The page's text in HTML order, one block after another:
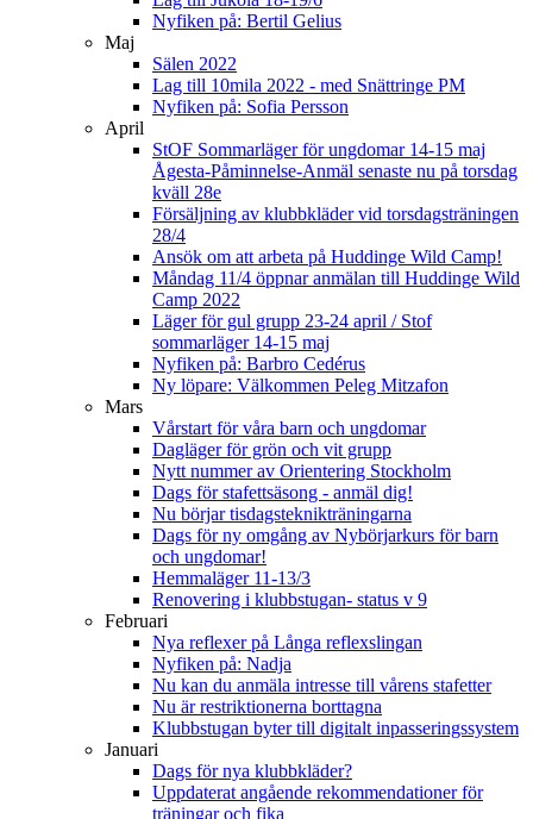
Nyfiken på: Bertil Gelius
Maj
Sälen 2022
Lag till 10mila 2022 - med Snättringe PM
Nyfiken på: Sofia Persson
April
StOF Sommarläger för ungdomar 14-15 maj
Ågesta-Påminnelse-Anmäl senaste nu på torsdag
kväll 28e
Försäljning av klubbkläder vid torsdagsträningen
28/4
Ansök om att arbeta på Huddinge Wild Camp!
Måndag 11/4 öppnar anmälan till Huddinge Wild
Camp 2022
Läger för gul grupp 23-24 april / Stof
sommarläger 14-15 maj
Nyfiken på: Barbro Cedérus
Ny löpare: Välkommen Peleg Mitzafon
Mars
Vårstart för våra barn och ungdomar
Dagläger för grön och vit grupp
Nytt nummer av Orientering Stockholm
Dags för stafettsäsong - anmäl dig!
Nu börjar tisdagsteknikträningarna
Dags för ny omgång av Nybörjarkurs för barn
och ungdomar!
Hemmaläger 11-13/3
Renovering i klubbstugan- status v 9
Februari
Nya reflexer på Långa reflexslingan
Nyfiken på: Nadja
Nu kan du anmäla intresse till vårens stafetter
Nu är restriktionerna borttagna
Klubbstugan byter till digitalt inpasseringssystem
Januari
Dags för nya klubbkläder?
Uppdaterat angående rekommendationer för
träningar och fika